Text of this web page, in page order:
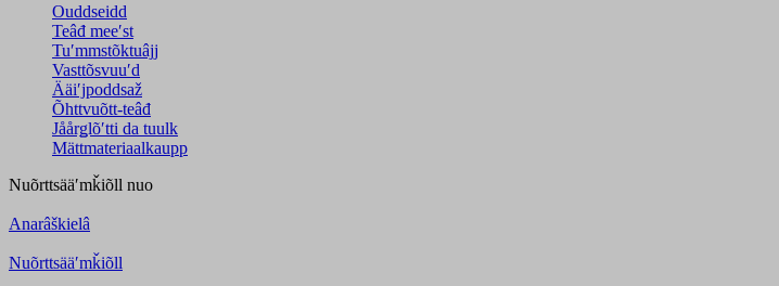
Ouddseidd
Teâđ meeʹst
Tuʹmmstõktuâjj
Vasttõsvuuʹd
Ääiʹjpoddsaž
Õhttvuõtt-teâđ
Jåårǥlõʹtti da tuulk
Mättmateriaalkaupp
Nuõrttsääʹmǩiõll nuo
Anarâškielâ
Nuõrttsääʹmǩiõll